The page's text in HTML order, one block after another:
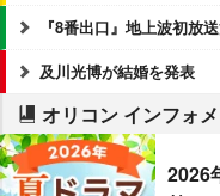
『8番出口』地上波初放
及川光博が結婚を発表
オリコン インフォ
2026